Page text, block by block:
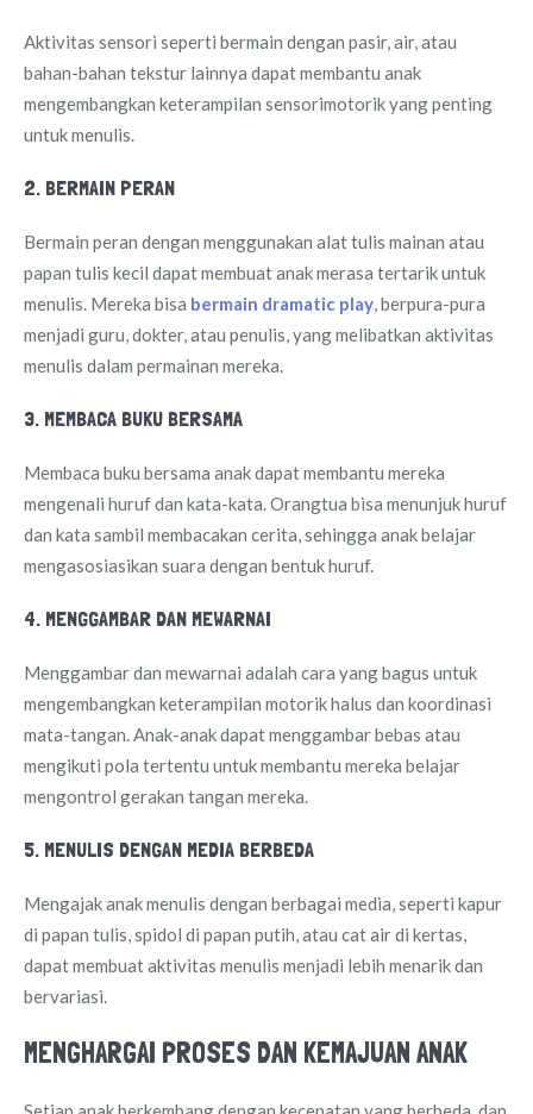
Aktivitas sensori seperti bermain dengan pasir, air, atau
bahan-bahan tekstur lainnya dapat membantu anak
mengembangkan keterampilan sensorimotorik yang penting
untuk menulis.
2. BERMAIN PERAN
Bermain peran dengan menggunakan alat tulis mainan atau
papan tulis kecil dapat membuat anak merasa tertarik untuk
menulis. Mereka bisa bermain dramatic play, berpura-pura
menjadi guru, dokter, atau penulis, yang melibatkan aktivitas
menulis dalam permainan mereka.
3. MEMBACA BUKU BERSAMA
Membaca buku bersama anak dapat membantu mereka
mengenali huruf dan kata-kata. Orangtua bisa menunjuk huruf
dan kata sambil membacakan cerita, sehingga anak belajar
mengasosiasikan suara dengan bentuk huruf.
4. MENGGAMBAR DAN MEWARNAI
Menggambar dan mewarnai adalah cara yang bagus untuk
mengembangkan keterampilan motorik halus dan koordinasi
mata-tangan. Anak-anak dapat menggambar bebas atau
mengikuti pola tertentu untuk membantu mereka belajar
mengontrol gerakan tangan mereka.
5. MENULIS DENGAN MEDIA BERBEDA
Mengajak anak menulis dengan berbagai media, seperti kapur
di papan tulis, spidol di papan putih, atau cat air di kertas,
dapat membuat aktivitas menulis menjadi lebih menarik dan
bervariasi.
MENGHARGAI PROSES DAN KEMAJUAN ANAK